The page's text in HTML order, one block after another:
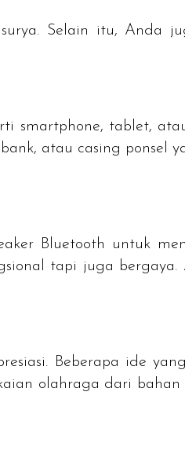
Selain itu, Anda
smartphone, tablet,
, atau casing ponsel
Bluetooth
untuk
tapi juga bergaya.
Beberapa ide
olahraga dari bahan